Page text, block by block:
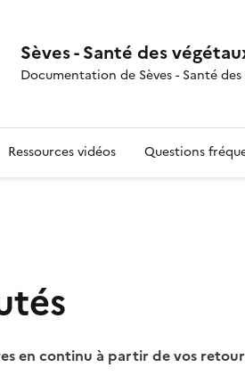
Sèves - Santé des
Documentation de Sèves - Santé
Ressources vidéos Questions
en continu à partir de vos